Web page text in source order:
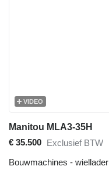
VIDEO
Manitou MLA3-35H
€ 35.500 Exclusief BTW
Bouwmachines - wiellader